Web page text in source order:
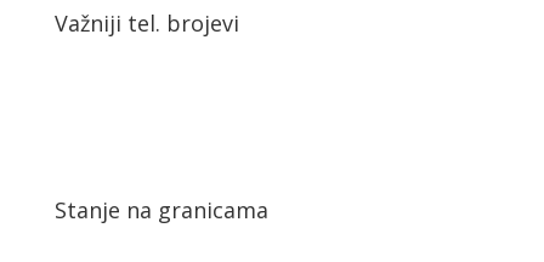
Važniji tel. brojevi
Stanje na granicama